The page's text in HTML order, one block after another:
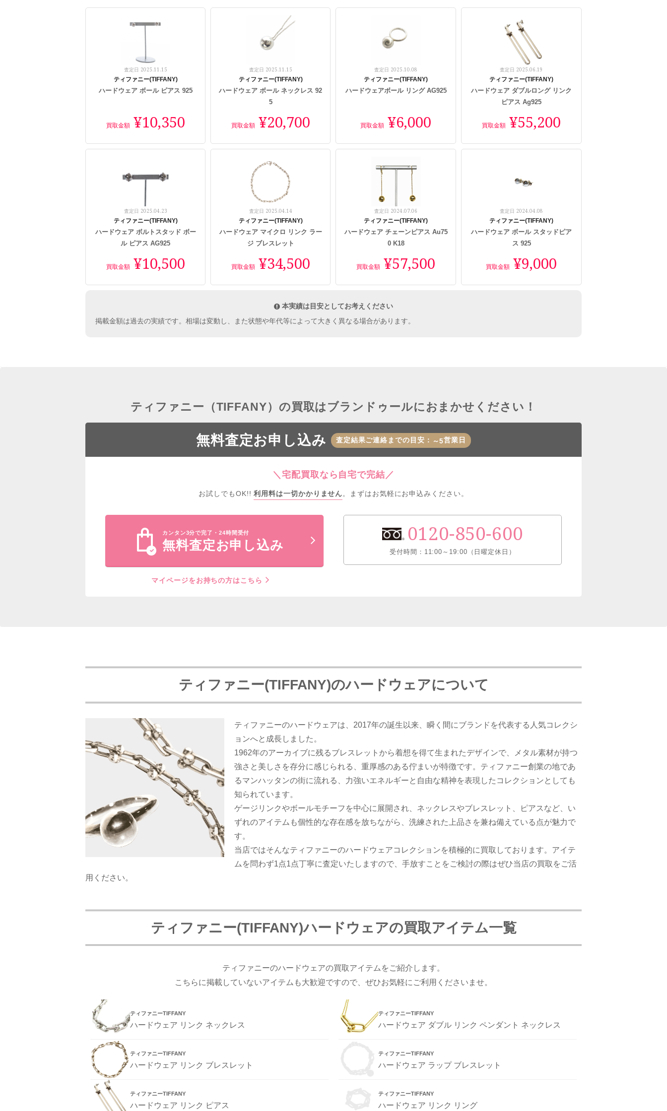
査定日
2025.11.15
ティファニー(TIFFANY)
ハードウェア ボール ピアス 925
買取金額¥10,350
査定日
2025.11.15
ティファニー(TIFFANY)
ハードウェア ボール ネックレス 92
5
買取金額¥20,700
査定日 2025.10.08
ティファニー(TIFFANY)
ハードウェアボール リング AG925
買取金額 ¥6,000
査定日 2025.06.19
ティファニー(TIFFANY)
ハードウェア ダブルロング リンク
ピアス Ag925
買取金額 ¥55,200
査定日
2025.04.23
ティファニー(TIFFANY)
ハードウェア ボルトスタッド ボー
ル ピアス AG925
買取金額¥10,500
査定日
2025.04.14
ティファニー(TIFFANY)
ハードウェア マイクロ リンク ラー
ジ ブレスレット
買取金額¥34,500
査定日 2024.07.06
ティファニー(TIFFANY)
ハードウェア チェーンピアス Au75
0 K18
買取金額 ¥57,500
査定日 2024.04.08
ティファニー(TIFFANY)
ハードウェア ボール スタッドピア
ス 925
買取金額 ¥9,000
本実績は目安としてお考えください
掲載金額は過去の実績です。相場は変動し、また状態や年代等によって大きく異なる場合があります。
ティファニー（TIFFANY）の買取はブランドゥールにおまかせください！
無料査定お申し込み 査定結果ご連絡までの目安： ～5営業日
＼宅配買取なら自宅で完結／
お試しでもOK!!利用料は一切かかりません。 まずはお気軽にお申込みください。
カンタン3分で完了・24時間受付
無料査定お申し込み
マイページをお持ちの方はこちら
0120-850-600
受付時間：11:00～19:00（日曜定休日）
ティファニー(TIFFANY)のハードウェアについて
ティファニーのハードウェアは、2017年の誕生以来、瞬く間にブランドを代表する人気コレクシ
ョンへと成長しました。
1962年のアーカイブに残るブレスレットから着想を得て生まれたデザインで、メタル素材が持つ
強さと美しさを存分に感じられる、重厚感のある佇まいが特徴です。ティファニー創業の地であ
るマンハッタンの街に流れる、力強いエネルギーと自由な精神を表現したコレクションとしても
知られています。
ゲージリンクやボールモチーフを中心に展開され、ネックレスやブレスレット、ピアスなど、い
ずれのアイテムも個性的な存在感を放ちながら、洗練された上品さを兼ね備えている点が魅力で
す。
当店ではそんなティファニーのハードウェアコレクションを積極的に買取しております。アイテ
ムを問わず1点1点丁寧に査定いたしますので、手放すことをご検討の際はぜひ当店の買取をご活
用ください。
ティファニー(TIFFANY)ハードウェアの買取アイテム一覧
ティファニーのハードウェアの買取アイテムをご紹介します。
こちらに掲載していないアイテムも大歓迎ですので、ぜひお気軽にご利用くださいませ。
ティファニーTIFFANY
ハードウェア リンク ネックレス
ティファニーTIFFANY
ハードウェア ダブル リンク ペンダント ネックレス
ティファニーTIFFANY
ハードウェア リンク ブレスレット
ティファニーTIFFANY
ハードウェア ラップ ブレスレット
ティファニーTIFFANY
ハードウェア リンク ピアス
ティファニーTIFFANY
ハードウェア リンク リング